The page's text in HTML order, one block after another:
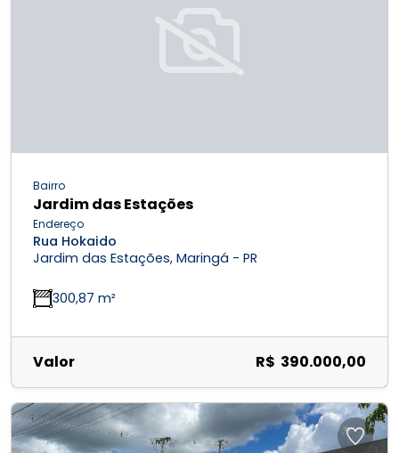
Bairro
Jardim das Estações
Endereço
Rua Hokaido
Jardim das Estações, Maringá - PR
300,87 m²
Valor R$ 390.000,00